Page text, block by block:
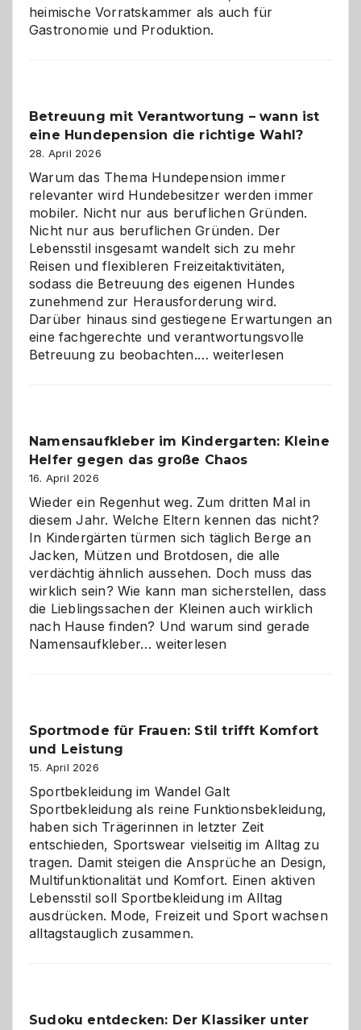
heimische Vorratskammer als auch für
Gastronomie und Produktion.
Betreuung mit Verantwortung – wann ist
eine Hundepension die richtige Wahl?
28. April 2026
Warum das Thema Hundepension immer
relevanter wird Hundebesitzer werden immer
mobiler. Nicht nur aus beruflichen Gründen.
Nicht nur aus beruflichen Gründen. Der
Lebensstil insgesamt wandelt sich zu mehr
Reisen und flexibleren Freizeitaktivitäten,
sodass die Betreuung des eigenen Hundes
zunehmend zur Herausforderung wird.
Darüber hinaus sind gestiegene Erwartungen an
eine fachgerechte und verantwortungsvolle
Betreuung zu beobachten.…Betreuung
ist
eine
die
richtige
Wahl?
weiterlesen
Namensaufkleber im Kindergarten: Kleine
Helfer gegen das große Chaos
16. April 2026
Wieder ein Regenhut weg. Zum dritten Mal in
diesem Jahr. Welche Eltern kennen das nicht?
In Kindergärten türmen sich täglich Berge an
Jacken, Mützen und Brotdosen, die alle
verdächtig ähnlich aussehen. Doch muss das
wirklich sein? Wie kann man sicherstellen, dass
die Lieblingssachen der Kleinen auch wirklich
nach Hause finden? Und warum sind gerade
Namensaufkleber…Namensaufkleber
gegen
Chaos
weiterlesen
Sportmode für Frauen: Stil trifft Komfort
und Leistung
15. April 2026
Sportbekleidung im Wandel Galt
Sportbekleidung als reine Funktionsbekleidung,
haben sich Trägerinnen in letzter Zeit
entschieden, Sportswear vielseitig im Alltag zu
tragen. Damit steigen die Ansprüche an Design,
Multifunktionalität und Komfort. Einen aktiven
Lebensstil soll Sportbekleidung im Alltag
ausdrücken. Mode, Freizeit und Sport wachsen
alltagstauglich zusammen.
Sudoku entdecken: Der Klassiker unter